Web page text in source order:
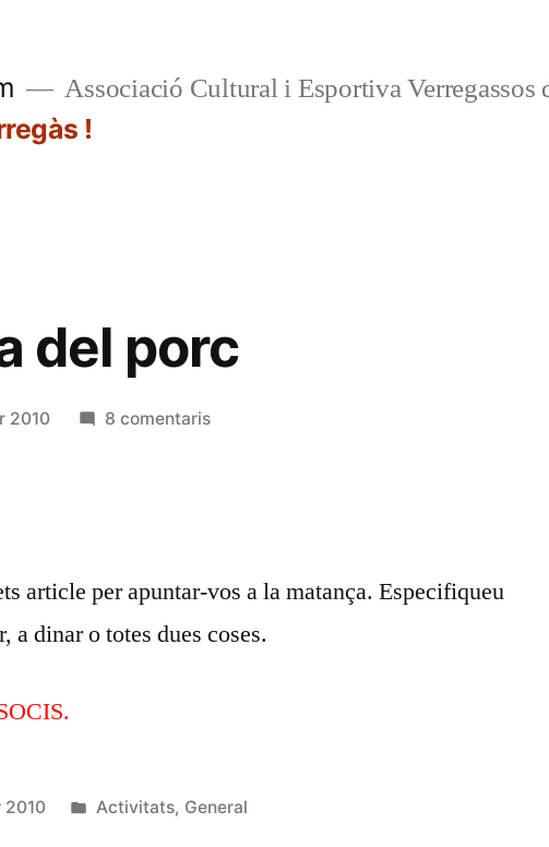
Associació Cultural i Esportiva Verregassos
!
del porc
2010 8 comentarisa
article per apuntar-vos a la matança. Especifiqueu
a dinar o totes dues coses.
2010
Publicat
Activitats, General